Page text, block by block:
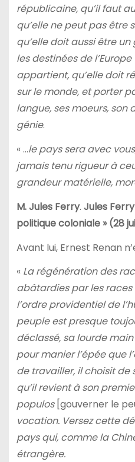
républicaine, qu’il faut
qu’elle ne peut pas être
qu’elle doit aussi être
les destinées de
appartient, qu’elle doit
sur le monde, et porter
langue, ses moeurs, son
génie.
« …le pays sera avec
jamais tenu rigueur à
grandeur matérielle,
M. Jules Ferry. Jules
politique coloniale » (28
Avant lui, Ernest Renan
«La régénération des
abâtardies par les races
l’ordre providentiel de
peuple est presque
déclassé, sa lourde
pour manier l’épée que
de travailler, il choisit de
qu’il revient à son
populos [gouverner le
vocation. Versez cette
pays qui, comme la
étrangère.